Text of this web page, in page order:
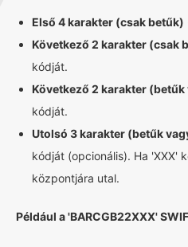
Első 4 karakter (csak betűk)
Következő 2 karakter (csak
kódját.
Következő 2 karakter (betűk
kódját.
Utolsó 3 karakter (betűk
kódját (opcionális). Ha 'XXX'
központjára utal.
Például a 'BARCGB22XXX'